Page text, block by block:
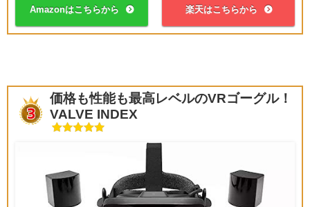
Amazonはこちらから 楽天はこちらから
価格も性能も最高レベルのVRゴーグル！
VALVE INDEX